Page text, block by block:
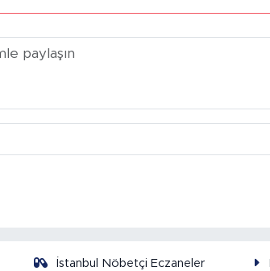
İstanbul Nöbetçi Eczaneler